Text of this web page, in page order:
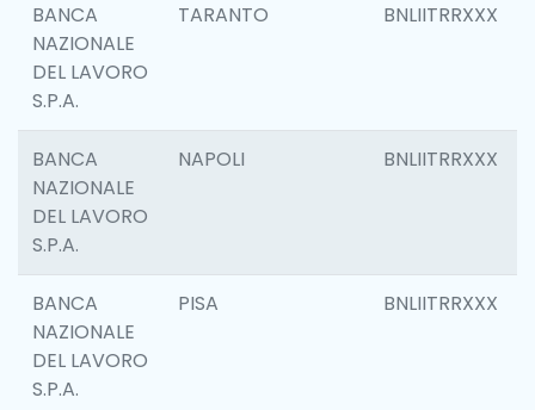
BANCA
NAZIONALE
DEL LAVORO
S.P.A.
TARANTO BNLIITRRXXX
BANCA
NAZIONALE
DEL LAVORO
S.P.A.
NAPOLI BNLIITRRXXX
BANCA
NAZIONALE
DEL LAVORO
S.P.A.
PISA BNLIITRRXXX